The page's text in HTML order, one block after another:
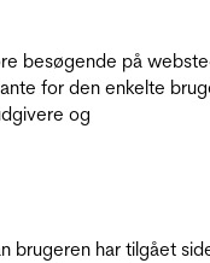
besøgende på
for den enkelte
og
brugeren har tilgået